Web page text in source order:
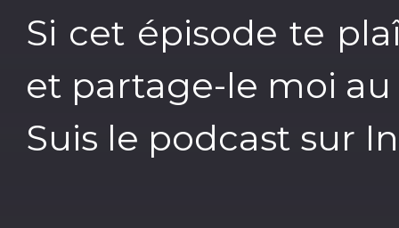
Si cet épisode te
et partage-le moi
Suis le podcast sur